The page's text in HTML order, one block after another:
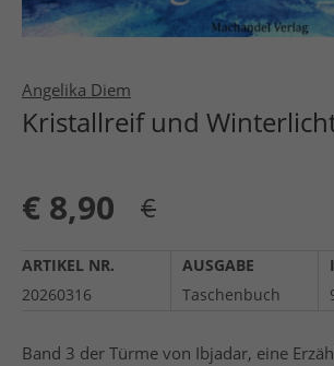
Angelika Diem
Kristallreif und
€ 8,90 €
ARTIKEL NR.
20260316
AUSGABE
Taschenbuch
Band 3 der Türme von Ibjadar, eine